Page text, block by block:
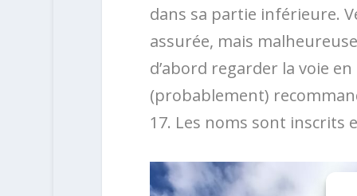
dans sa partie inférieure.
assurée, mais
d’abord regarder la voie
(probablement)
17. Les noms sont inscrits